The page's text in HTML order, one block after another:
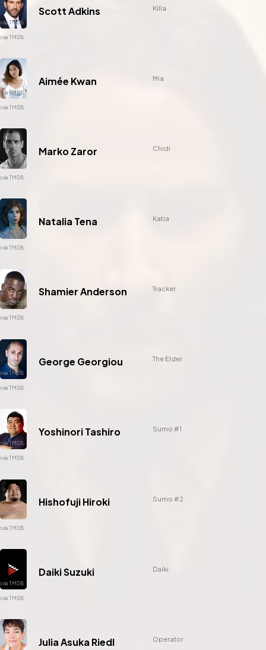
Scott Adkins Killa
Aimée Kwan Mia
Marko Zaror Chidi
Natalia Tena Katia
Shamier Anderson Tracker
George Georgiou The Elder
Yoshinori Tashiro Sumo #1
Hishofuji Hiroki Sumo #2
Daiki Suzuki Daiki
Julia Asuka Riedl Operator